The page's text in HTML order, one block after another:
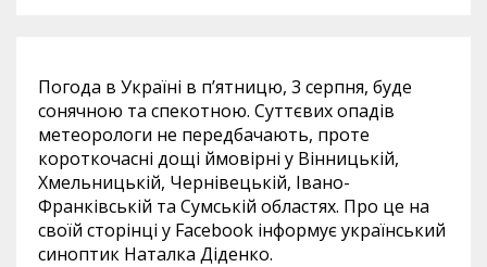
Погода в Україні в п’ятницю, 3 серпня, буде
сонячною та спекотною. Суттєвих опадів
метеорологи не передбачають, проте
короткочасні дощі ймовірні у Вінницькій,
Хмельницькій, Чернівецькій, Івано-
Франківській та Сумській областях. Про це на
своїй сторінці у Facebook інформує український
синоптик Наталка Діденко.